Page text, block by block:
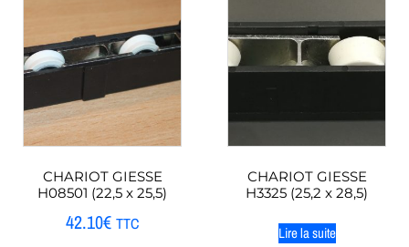
CHARIOT GIESSE
H08501 (22,5 x 25,5)
42.10€ TTC
CHARIOT GIESSE
H3325 (25,2 x 28,5)
Lire la suite